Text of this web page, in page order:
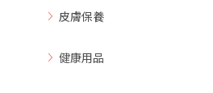
皮膚保養
健康用品